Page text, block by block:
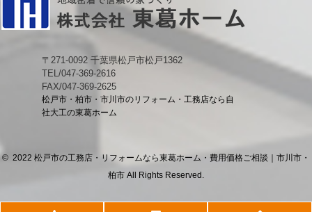
〒271-0092 千葉県松戸市松戸1362
TEL/047-369-2616
FAX/047-369-2625
松戸市・柏市・市川市のリフォーム・工務店なら自
社大工の東葛ホーム
© 2022 松戸市の工務店・リフォームなら東葛ホーム・費用価格ご相談｜市川市・
柏市 All Rights Reserved.